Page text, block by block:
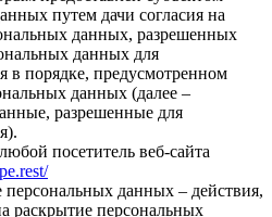
путем дачи согласия на
данных, разрешенных
данных для
в порядке, предусмотренном
данных (далее –
разрешенные для
посетитель веб-сайта
персональных данных – действия,
раскрытие персональных